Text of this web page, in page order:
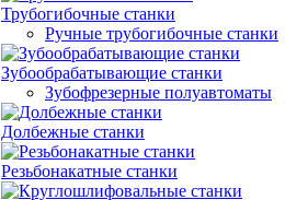
Трубогибочные станки
Ручные трубогибочные станки
Зубообрабатывающие станки
Зубофрезерные полуавтоматы
Долбежные станки
Резьбонакатные станки